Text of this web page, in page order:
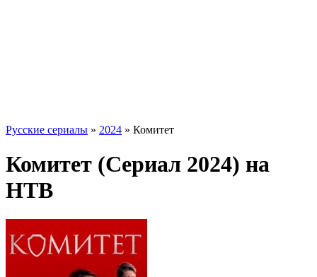
Русские сериалы » 2024 » Комитет
Комитет (Сериал 2024) на
НТВ